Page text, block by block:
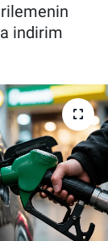
indirim